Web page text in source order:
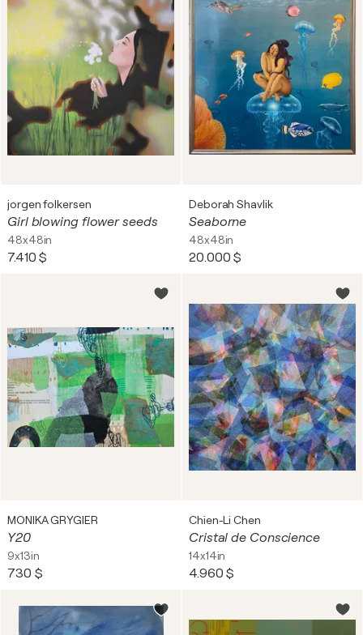
jorgen folkersen
Girl blowing flower seeds
48x48in
7.410 $
Deborah Shavlik
Seaborne
48x48in
20.000 $
MONIKA GRYGIER
Y20
9x13in
730 $
Chien-Li Chen
Cristal de Conscience
14x14in
4.960 $